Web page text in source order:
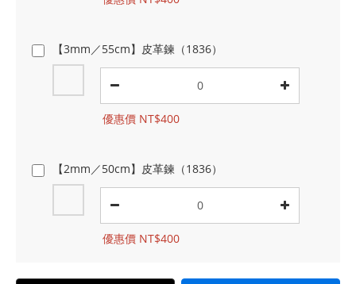
【3mm／55cm】皮革鍊（1836）
優惠價 NT$400
【2mm／50cm】皮革鍊（1836）
優惠價 NT$400